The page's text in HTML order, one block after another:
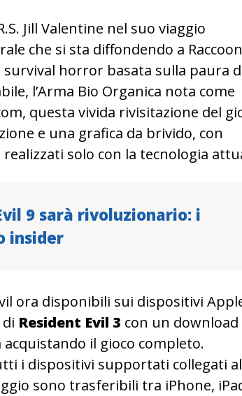
Jill Valentine nel suo viaggio
che si sta diffondendo a Raccoon
horror basata sulla paura
l’Arma Bio Organica nota come
questa vivida rivisitazione del
e una grafica da brivido, con
solo con la tecnologia
9 sarà rivoluzionario: i
insider
ora disponibili sui dispositivi
Resident Evil 3 con un download
il gioco completo.
i dispositivi supportati collegati
sono trasferibili tra iPhone,